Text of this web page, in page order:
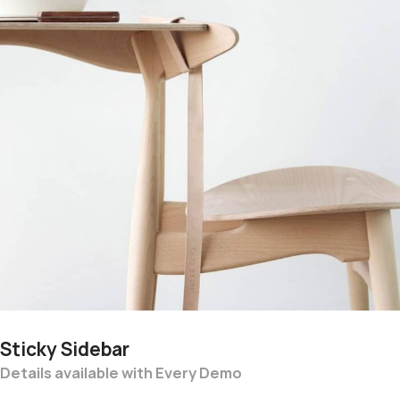
Sticky Sidebar
Details available with Every Demo